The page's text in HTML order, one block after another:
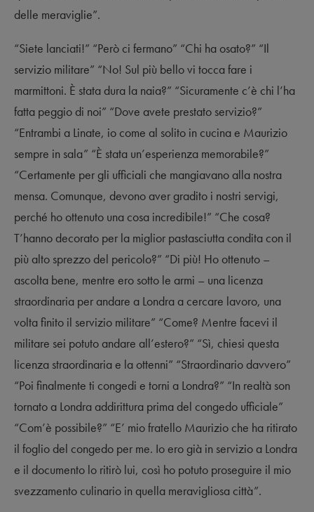
delle meraviglie”.
“Siete lanciati!” “Però ci fermano” “Chi ha osato?” “Il
servizio militare” “No! Sul più bello vi tocca fare i
marmittoni. È stata dura la naia?” “Sicuramente c’è chi l’ha
fatta peggio di noi” “Dove avete prestato servizio?”
“Entrambi a Linate, io come al solito in cucina e Maurizio
sempre in sala” “È stata un’esperienza memorabile?”
“Certamente per gli ufficiali che mangiavano alla nostra
mensa. Comunque, devono aver gradito i nostri servigi,
perché ho ottenuto una cosa incredibile!” “Che cosa?
T’hanno decorato per la miglior pastasciutta condita con il
più alto sprezzo del pericolo?” “Di più! Ho ottenuto –
ascolta bene, mentre ero sotto le armi – una licenza
straordinaria per andare a Londra a cercare lavoro, una
volta finito il servizio militare” “Come? Mentre facevi il
militare sei potuto andare all’estero?” “Sì, chiesi questa
licenza straordinaria e la ottenni” “Straordinario davvero”
“Poi finalmente ti congedi e torni a Londra?” “In realtà son
tornato a Londra addirittura prima del congedo ufficiale”
“Com’è possibile?” “E’ mio fratello Maurizio che ha ritirato
il foglio del congedo per me. Io ero già in servizio a Londra
e il documento lo ritirò lui, così ho potuto proseguire il mio
svezzamento culinario in quella meravigliosa città”.